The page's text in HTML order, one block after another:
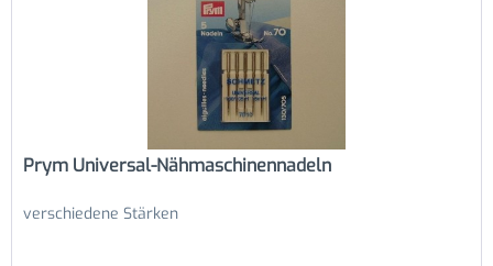
Prym Universal-Nähmaschinennadeln
verschiedene Stärken